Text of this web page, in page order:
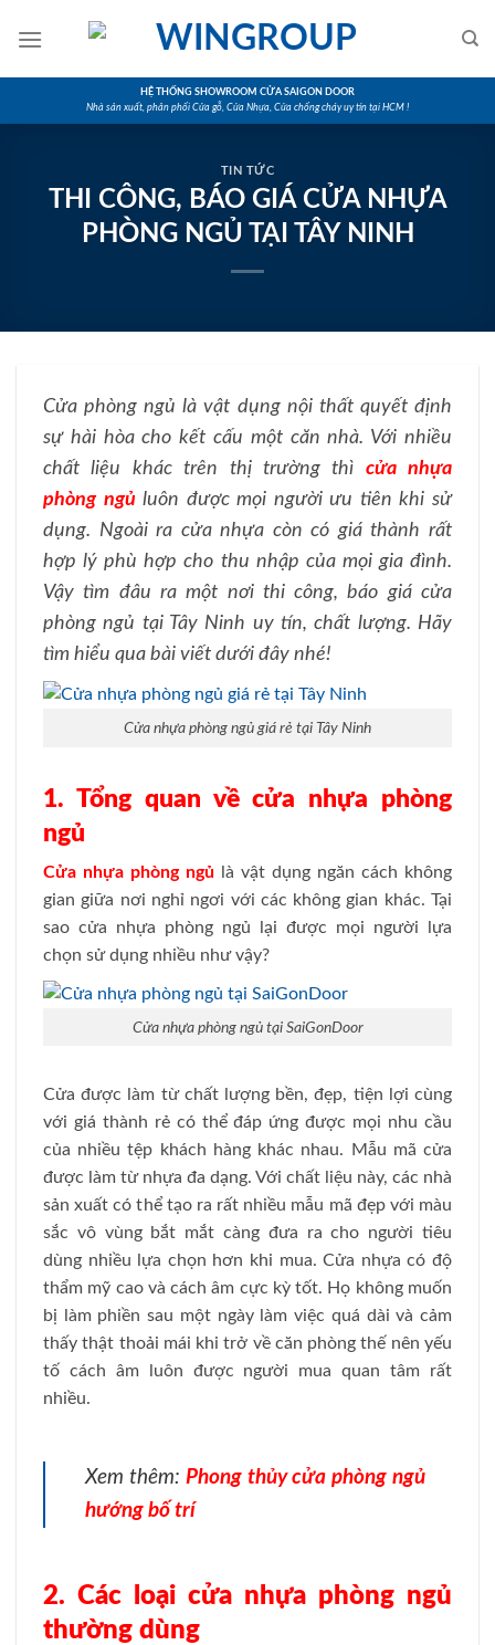
HỆ THỐNG SHOWROOM CỬA SAIGON DOOR
Nhà sản xuất, phân phối Cửa gỗ, Cửa Nhựa, Cửa chống cháy uy tín tại HCM !
TIN TỨC
THI CÔNG, BÁO GIÁ CỬA NHỰA
PHÒNG NGỦ TẠI TÂY NINH
Cửa phòng ngủ là vật dụng nội thất quyết định
sự hài hòa cho kết cấu một căn nhà. Với nhiều
chất liệu khác trên thị trường thì cửa nhựa
phòng ngủ luôn được mọi người ưu tiên khi sử
dụng. Ngoài ra cửa nhựa còn có giá thành rất
hợp lý phù hợp cho thu nhập của mọi gia đình.
Vậy tìm đâu ra một nơi thi công, báo giá cửa
phòng ngủ tại Tây Ninh uy tín, chất lượng. Hãy
tìm hiểu qua bài viết dưới đây nhé!
Cửa nhựa phòng ngủ giá rẻ tại Tây Ninh
1. Tổng quan về cửa nhựa phòng
ngủ
Cửa nhựa phòng ngủ là vật dụng ngăn cách không
gian giữa nơi nghỉ ngơi với các không gian khác. Tại
sao cửa nhựa phòng ngủ lại được mọi người lựa
chọn sử dụng nhiều như vậy?
Cửa nhựa phòng ngủ tại SaiGonDoor
Cửa được làm từ chất lượng bền, đẹp, tiện lợi cùng
với giá thành rẻ có thể đáp ứng được mọi nhu cầu
của nhiều tệp khách hàng khác nhau. Mẫu mã cửa
được làm từ nhựa đa dạng. Với chất liệu này, các nhà
sản xuất có thể tạo ra rất nhiều mẫu mã đẹp với màu
sắc vô vùng bắt mắt càng đưa ra cho người tiêu
dùng nhiều lựa chọn hơn khi mua. Cửa nhựa có độ
thẩm mỹ cao và cách âm cực kỳ tốt. Họ không muốn
bị làm phiền sau một ngày làm việc quá dài và cảm
thấy thật thoải mái khi trở về căn phòng thế nên yếu
tố cách âm luôn được người mua quan tâm rất
nhiều.
Xem thêm: Phong thủy cửa phòng ngủ
hướng bố trí
2. Các loại cửa nhựa phòng ngủ
thường dùng